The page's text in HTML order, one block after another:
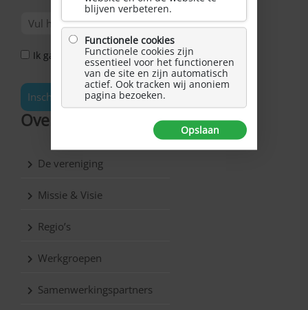
Ik ga akkoord met het Privacy Statement *
Inschrijven
Over Hersenletsel.nl
De vereniging
Missie & Visie
Regio’s
Werkgroepen
Samenwerkingspartners
blijven verbeteren.
Functionele cookies
Functionele cookies zijn
essentieel voor het functioneren
van de site en zijn automatisch
actief. Ook tracken wij anoniem
pagina bezoeken.
Opslaan